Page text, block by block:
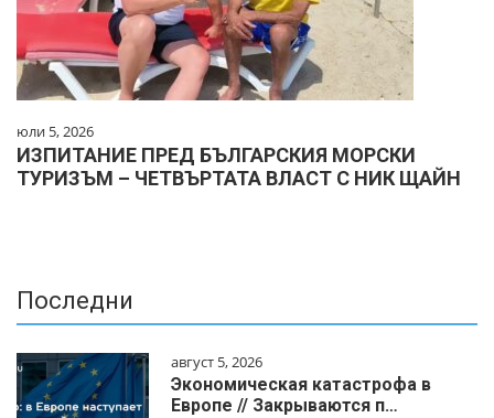
юли 5, 2026
ИЗПИТАНИЕ ПРЕД БЪЛГАРСКИЯ МОРСКИ
ТУРИЗЪМ – ЧЕТВЪРТАТА ВЛАСТ С НИК ЩАЙН
Последни
август 5, 2026
Экономическая катастрофа в
Европе // Закрываются п…